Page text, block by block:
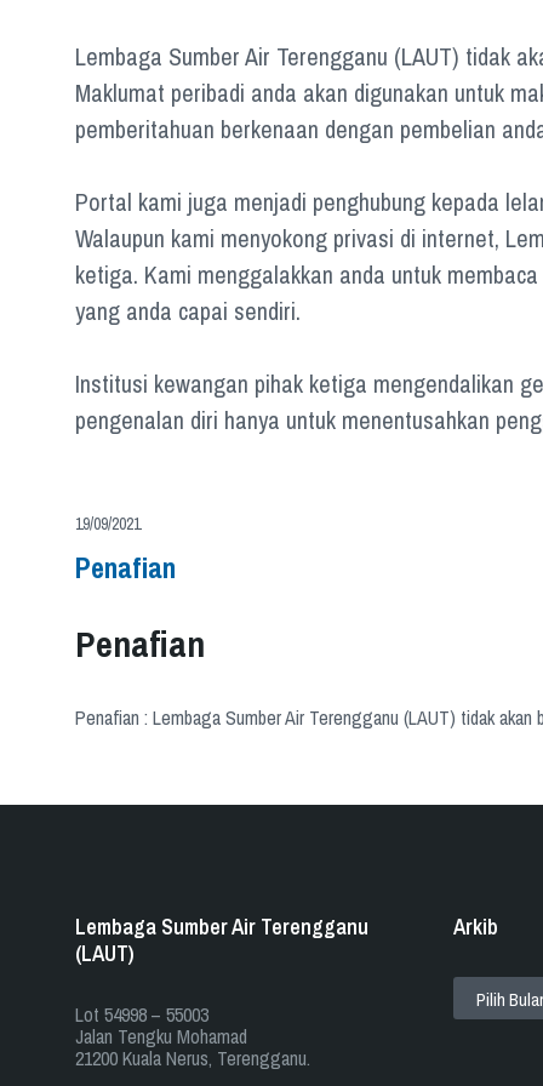
Lembaga Sumber Air Terengganu (LAUT) tidak
Maklumat peribadi anda akan digunakan untuk
pemberitahuan berkenaan dengan pembelian
Portal kami juga menjadi penghubung kepada
Walaupun kami menyokong privasi di internet,
ketiga. Kami menggalakkan anda untuk
yang anda capai sendiri.
Institusi kewangan pihak ketiga mengendalikan
pengenalan diri hanya untuk menentusahkan
19/09/2021
Penafian
Penafian
Penafian : Lembaga Sumber Air Terengganu (LAUT) tidak
Lembaga Sumber Air Terengganu
(LAUT)
​​Lot 54998 – 55003
Jalan Tengku Mohamad
21200 Kuala Nerus, Terengganu.
Arkib